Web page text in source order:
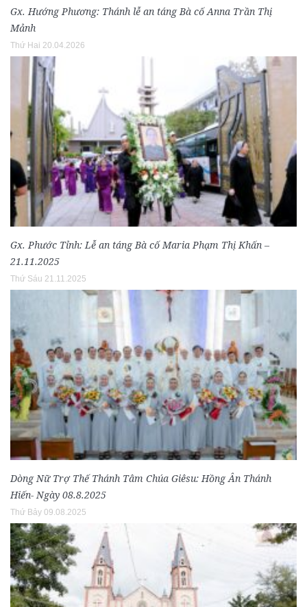
Gx. Hướng Phương: Thánh lễ an táng Bà cố Anna Trần Thị
Mảnh
Thứ Hai 20.04.2026
Gx. Phước Tỉnh: Lễ an táng Bà cố Maria Phạm Thị Khấn –
21.11.2025
Thứ Sáu 21.11.2025
Dòng Nữ Trợ Thế Thánh Tâm Chúa Giêsu: Hồng Ân Thánh
Hiến- Ngày 08.8.2025
Thứ Bảy 09.08.2025